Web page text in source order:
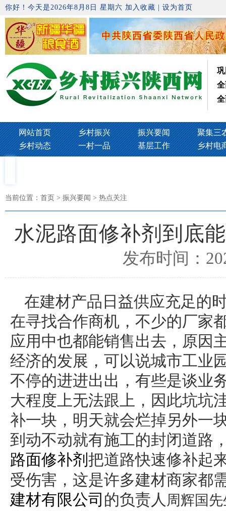
你好！今天是2026年8月8日 星期六 加入收藏 设为首页
网站首页 乡村振兴 振兴要闻
聚集三
乡村动态
一村一品 基层工作 乡村电
当前位置： 首页> 振兴要闻 > 热点关注
水泥路面修补剂到底
发布时间：
在建材产品日益供应充足的
在寻找合作商机，不少的厂家
应用中也都能销售出去，原因
经济的发展，可以说城市工业
不停的进进出出，有些是谈业
大程度上无法跟上，因此坑坑
补一块，明天就会烂掉另外一
到动不动就有施工的封闭道路
路面修补剂 把道路快速修补起
受伤害 ，这是许多建材商家都
建材有限公司 的负责人 周辉国